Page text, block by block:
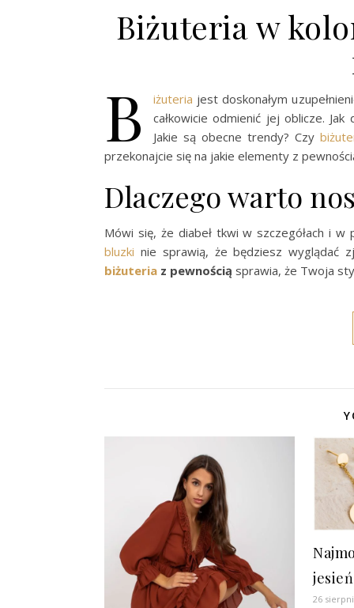
Biżuteria w
B iżuteria jest doskonałym
całkowicie odmienić jej oblicze.
Jakie są obecne trendy? Czy
przekonajcie się na jakie elementy z
Dlaczego warto
Mówi się, że diabeł tkwi w szczegółach i
bluzki nie sprawią, że będziesz wyglądać
biżuteria z pewnością sprawia, że Twoja
26